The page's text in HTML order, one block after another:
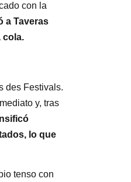
con la
a Taveras
cola.
des Festivals.
y, tras
lo que
tenso con